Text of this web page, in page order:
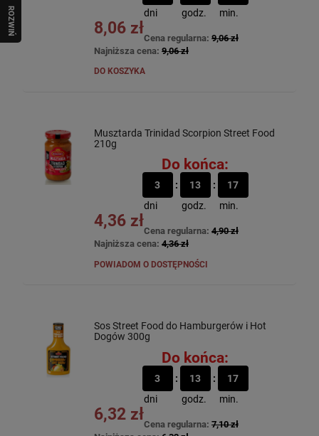
R
O
Z
W
I
Ń
O
B
I dni godz. min.
8,06 zł
Cena regularna: 9,06 zł
Najniższa cena: 9,06 zł
DO KOSZYKA
Musztarda Trinidad Scorpion Street Food
210g
Do końca:
3
dni
13
godz.
17
min.
4,36 zł
Cena regularna: 4,90 zł
Najniższa cena: 4,36 zł
POWIADOM O DOSTĘPNOŚCI
Sos Street Food do Hamburgerów i Hot
Dogów 300g
Do końca:
3
dni
13
godz.
17
min.
6,32 zł
Cena regularna: 7,10 zł